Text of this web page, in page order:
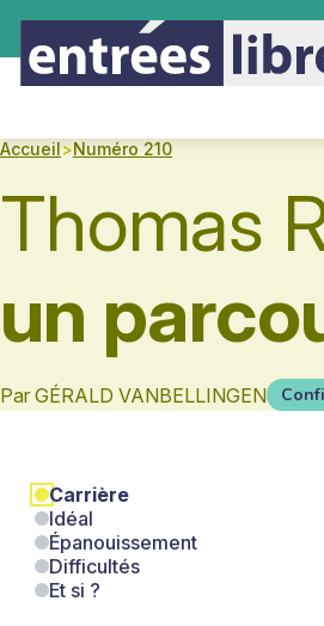
Accueil>Numéro 210
Thomas
un
Par GÉRALD VANBELLINGEN
Carrière
Idéal
Épanouissement
Difficultés
Et si ?